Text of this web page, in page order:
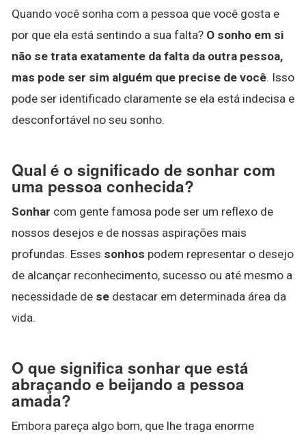
Quando você sonha com a pessoa que você gosta e
por que ela está sentindo a sua falta? O sonho em si
não se trata exatamente da falta da outra pessoa,
mas pode ser sim alguém que precise de você. Isso
pode ser identificado claramente se ela está indecisa e
desconfortável no seu sonho.
Qual é o significado de sonhar com
uma pessoa conhecida?
Sonhar com gente famosa pode ser um reflexo de
nossos desejos e de nossas aspirações mais
profundas. Esses sonhos podem representar o desejo
de alcançar reconhecimento, sucesso ou até mesmo a
necessidade de se destacar em determinada área da
vida.
O que significa sonhar que está
abraçando e beijando a pessoa
amada?
Embora pareça algo bom, que lhe traga enorme